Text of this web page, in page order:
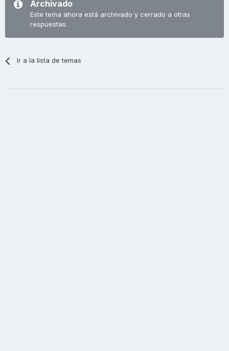
Archivado
Este tema ahora está archivado y cerrado a otras
respuestas.
Ir a la lista de temas